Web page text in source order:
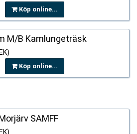
Köp online...
M/B Kamlungeträsk
Köp online...
SAMFF